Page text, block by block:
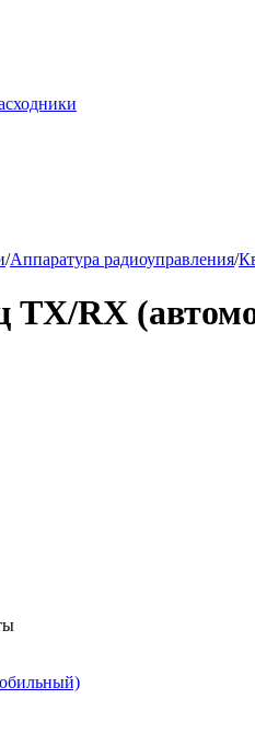
/Аппаратура радиоуправления/
TX/RX